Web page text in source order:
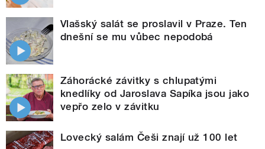
Vlašský salát se proslavil v Praze. Ten
dnešní se mu vůbec nepodobá
Záhorácké závitky s chlupatými
knedlíky od Jaroslava Sapíka jsou jako
vepřo zelo v závitku
Lovecký salám Češi znají už 100 let